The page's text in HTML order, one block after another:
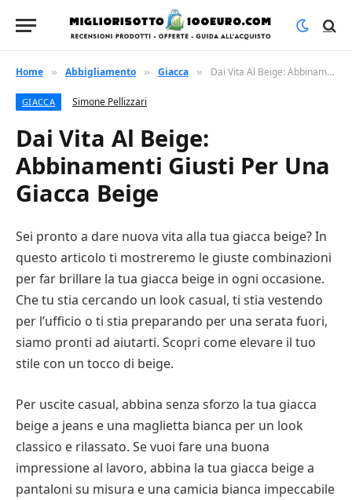
Home » Abbigliamento » Giacca » Dai Vita Al Beige: Abbinamenti Giusti Per Una Giacca Beige
GIACCA Simone Pellizzari
Dai Vita Al Beige:
Abbinamenti Giusti Per Una
Giacca Beige
Sei pronto a dare nuova vita alla tua giacca beige? In
questo articolo ti mostreremo le giuste combinazioni
per far brillare la tua giacca beige in ogni occasione.
Che tu stia cercando un look casual, ti stia vestendo
per l’ufficio o ti stia preparando per una serata fuori,
siamo pronti ad aiutarti. Scopri come elevare il tuo
stile con un tocco di beige.
Per uscite casual, abbina senza sforzo la tua giacca
beige a jeans e una maglietta bianca per un look
classico e rilassato. Se vuoi fare una buona
impressione al lavoro, abbina la tua giacca beige a
pantaloni su misura e una camicia bianca impeccabile